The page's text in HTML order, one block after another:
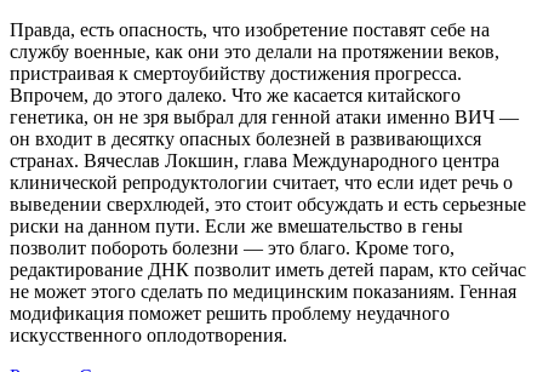
Правда, есть опасность, что изобретение поставят себе на
службу военные, как они это делали на протяжении веков,
пристраивая к смертоубийству достижения прогресса.
Впрочем, до этого далеко. Что же касается китайского
генетика, он не зря выбрал для генной атаки именно ВИЧ —
он входит в десятку опасных болезней в развивающихся
странах. Вячеслав Локшин, глава Международного центра
клинической репродуктологии считает, что если идет речь о
выведении сверхлюдей, это стоит обсуждать и есть серьезные
риски на данном пути. Если же вмешательство в гены
позволит побороть болезни — это благо. Кроме того,
редактирование ДНК позволит иметь детей парам, кто сейчас
не может этого сделать по медицинским показаниям. Генная
модификация поможет решить проблему неудачного
искусственного оплодотворения.